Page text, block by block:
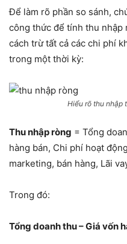
Để làm rõ phần so sánh,
công thức để tính thu nhập
cách trừ tất cả các chi phí
trong một thời kỳ:
Hiểu rõ thu nhập
Thu nhập ròng = Tổng
hàng bán, Chi phí hoạt
marketing, bán hàng, Lãi
Trong đó:
Tổng doanh thu – Giá vốn